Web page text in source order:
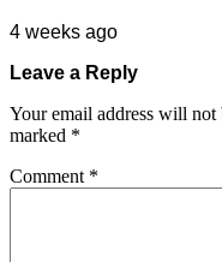
4 weeks ago
Leave a Reply
Your email address will not
marked *
Comment *